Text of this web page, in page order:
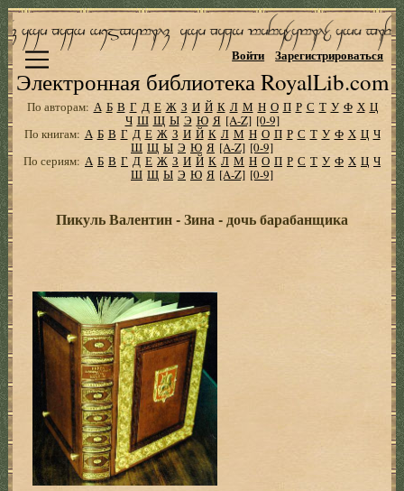
Электронная библиотека RoyalLib.com
Войти Зарегистрироваться
По авторам: А Б В Г Д Е Ж З И Й К Л М Н О П Р С Т У Ф Х Ц
Ч Ш Щ Ы Э Ю Я [A-Z] [0-9]
По книгам: А Б В Г Д Е Ж З И Й К Л М Н О П Р С Т У Ф Х Ц Ч
Ш Щ Ы Э Ю Я [A-Z] [0-9]
По сериям: А Б В Г Д Е Ж З И Й К Л М Н О П Р С Т У Ф Х Ц Ч
Ш Щ Ы Э Ю Я [A-Z] [0-9]
Пикуль Валентин - Зина - дочь барабанщика